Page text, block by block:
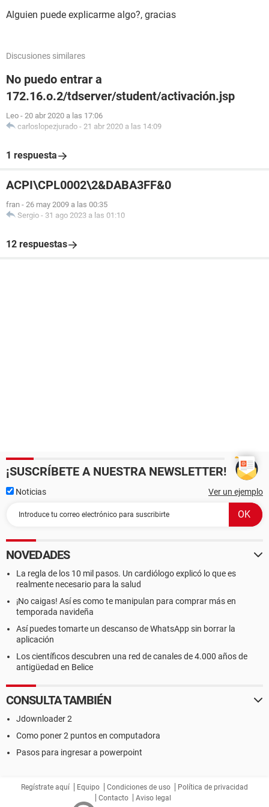
visto algun video pero tienen tiempo, y esas opciones que
Configuración:Windows / Edge 85.0.564.51
Alguien puede explicarme algo?, gracias
Discusiones similares
No puedo entrar a
172.16.o.2/tdserver/student/activación.jsp
Leo - 20 abr 2020 a las 17:06
carloslopezjurado - 21 abr 2020 a las 14:09
1 respuesta
ACPI\CPL0002\2&DABA3FF&0
fran - 26 may 2009 a las 00:35
Sergio - 31 ago 2023 a las 01:10
12 respuestas
¡SUSCRÍBETE A NUESTRA NEWSLETTER!
Noticias Ver un ejemplo
NOVEDADES
La regla de los 10 mil pasos. Un cardiólogo explicó lo que es
realmente necesario para la salud
¡No caigas! Así es como te manipulan para comprar más en
temporada navideña
Así puedes tomarte un descanso de WhatsApp sin borrar la
aplicación
Los científicos descubren una red de canales de 4.000 años de
antigüedad en Belice
CONSULTA TAMBIÉN
Jdownloader 2
Como poner 2 puntos en computadora
Pasos para ingresar a powerpoint
Regístrate aquí Equipo Condiciones de uso
Política de privacidad
Contacto
Aviso legal